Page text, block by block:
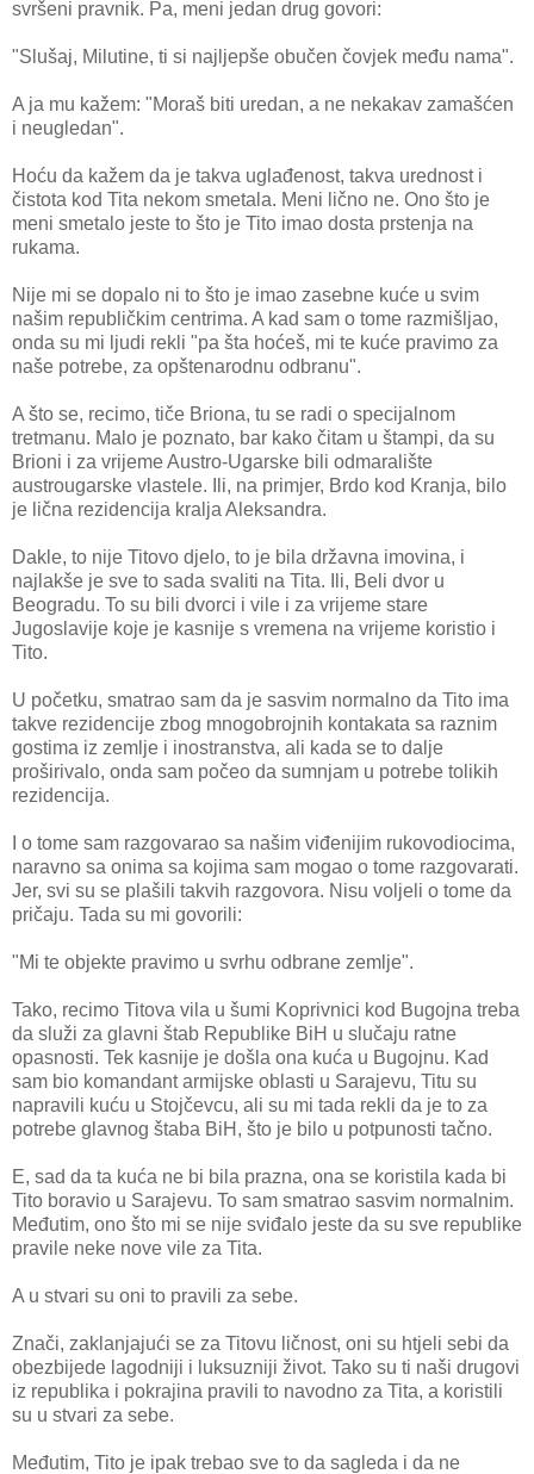
svršeni pravnik. Pa, meni jedan drug govori:
"Slušaj, Milutine, ti si najljepše obučen čovjek među nama".
A ja mu kažem: "Moraš biti uredan, a ne nekakav zamašćen
i neugledan".
Hoću da kažem da je takva uglađenost, takva urednost i
čistota kod Tita nekom smetala. Meni lično ne. Ono što je
meni smetalo jeste to što je Tito imao dosta prstenja na
rukama.
Nije mi se dopalo ni to što je imao zasebne kuće u svim
našim republičkim centrima. A kad sam o tome razmišljao,
onda su mi ljudi rekli "pa šta hoćeš, mi te kuće pravimo za
naše potrebe, za opštenarodnu odbranu".
A što se, recimo, tiče Briona, tu se radi o specijalnom
tretmanu. Malo je poznato, bar kako čitam u štampi, da su
Brioni i za vrijeme Austro-Ugarske bili odmaralište
austrougarske vlastele. Ili, na primjer, Brdo kod Kranja, bilo
je lična rezidencija kralja Aleksandra.
Dakle, to nije Titovo djelo, to je bila državna imovina, i
najlakše je sve to sada svaliti na Tita. Ili, Beli dvor u
Beogradu. To su bili dvorci i vile i za vrijeme stare
Jugoslavije koje je kasnije s vremena na vrijeme koristio i
Tito.
U početku, smatrao sam da je sasvim normalno da Tito ima
takve rezidencije zbog mnogobrojnih kontakata sa raznim
gostima iz zemlje i inostranstva, ali kada se to dalje
proširivalo, onda sam počeo da sumnjam u potrebe tolikih
rezidencija.
I o tome sam razgovarao sa našim viđenijim rukovodiocima,
naravno sa onima sa kojima sam mogao o tome razgovarati.
Jer, svi su se plašili takvih razgovora. Nisu voljeli o tome da
pričaju. Tada su mi govorili:
"Mi te objekte pravimo u svrhu odbrane zemlje".
Tako, recimo Titova vila u šumi Koprivnici kod Bugojna treba
da služi za glavni štab Republike BiH u slučaju ratne
opasnosti. Tek kasnije je došla ona kuća u Bugojnu. Kad
sam bio komandant armijske oblasti u Sarajevu, Titu su
napravili kuću u Stojčevcu, ali su mi tada rekli da je to za
potrebe glavnog štaba BiH, što je bilo u potpunosti tačno.
E, sad da ta kuća ne bi bila prazna, ona se koristila kada bi
Tito boravio u Sarajevu. To sam smatrao sasvim normalnim.
Međutim, ono što mi se nije sviđalo jeste da su sve republike
pravile neke nove vile za Tita.
A u stvari su oni to pravili za sebe.
Znači, zaklanjajući se za Titovu ličnost, oni su htjeli sebi da
obezbijede lagodniji i luksuzniji život. Tako su ti naši drugovi
iz republika i pokrajina pravili to navodno za Tita, a koristili
su u stvari za sebe.
Međutim, Tito je ipak trebao sve to da sagleda i da ne